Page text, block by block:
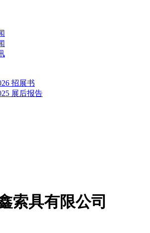
招展书
展后报告
索具有限公司